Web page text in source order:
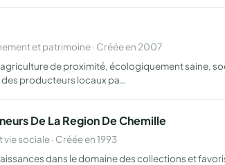
et patrimoine · Créée en 2007
de proximité, écologiquement saine,
producteurs locaux pa…
De La Region De Chemille
sociale · Créée en 1993
dans le domaine des collections et